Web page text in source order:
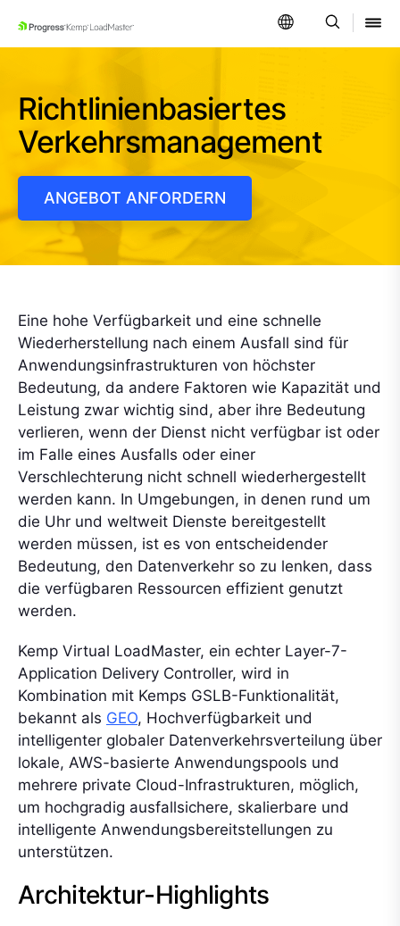
SKIP NAVIGATION
Richtlinienbasiertes
Verkehrsmanagement
ANGEBOT ANFORDERN
Eine hohe Verfügbarkeit und eine schnelle
Wiederherstellung nach einem Ausfall sind für
Anwendungsinfrastrukturen von höchster
Bedeutung, da andere Faktoren wie Kapazität und
Leistung zwar wichtig sind, aber ihre Bedeutung
verlieren, wenn der Dienst nicht verfügbar ist oder
im Falle eines Ausfalls oder einer
Verschlechterung nicht schnell wiederhergestellt
werden kann. In Umgebungen, in denen rund um
die Uhr und weltweit Dienste bereitgestellt
werden müssen, ist es von entscheidender
Bedeutung, den Datenverkehr so zu lenken, dass
die verfügbaren Ressourcen effizient genutzt
werden.
Kemp Virtual LoadMaster, ein echter Layer-7-
Application Delivery Controller, wird in
Kombination mit Kemps GSLB-Funktionalität,
bekannt als GEO, Hochverfügbarkeit und
intelligenter globaler Datenverkehrsverteilung über
lokale, AWS-basierte Anwendungspools und
mehrere private Cloud-Infrastrukturen, möglich,
um hochgradig ausfallsichere, skalierbare und
intelligente Anwendungsbereitstellungen zu
unterstützen.
Architektur-Highlights